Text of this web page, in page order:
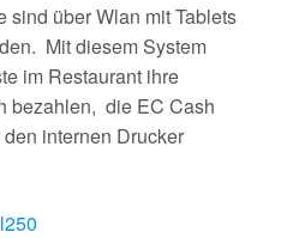
sind über Wlan mit Tablets
Mit diesem System
im Restaurant ihre
bezahlen, die EC Cash
internen Drucker